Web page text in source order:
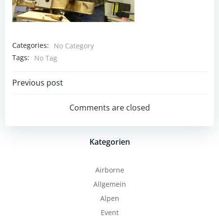
Categories:
No Category
Tags:
No Tag
Post
navigation
Previous post
Comments are closed
Kategorien
Airborne
Allgemein
Alpen
Event